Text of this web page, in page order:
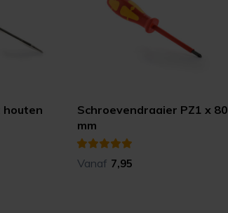
houten
Schroevendraaier PZ1 x 80
mm
Vanaf 7,95